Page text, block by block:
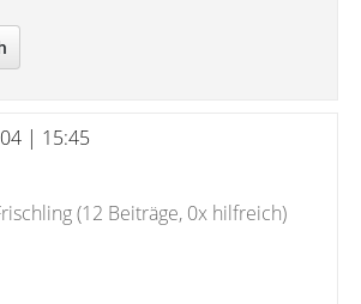
| 15:45
(12 Beiträge, 0x hilfreich)